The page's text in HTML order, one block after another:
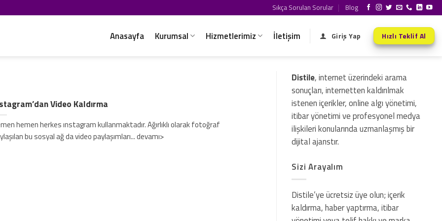
Sıkça Sorulan Sorular Blog
Anasayfa Kurumsal Hizmetlerimiz İletişim Giriş Yap Hızlı Teklif Al
Video Kaldırma
hemen herkes ınstagram kullanmaktadır. Ağırlıklı olarak fotoğraf
bu sosyal ağ da video paylaşımları... devamı>
Distile, internet üzerindeki arama
sonuçları, internetten kaldırılmak
istenen içerikler, online algı yönetimi,
itibar yönetimi ve profesyonel medya
ilişkileri konularında uzmanlaşmış bir
dijital ajanstır.
Sizi Arayalım
Distile’ye ücretsiz üye olun; içerik
kaldırma, haber yaptırma, itibar